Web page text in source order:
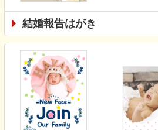
結婚報告はがき